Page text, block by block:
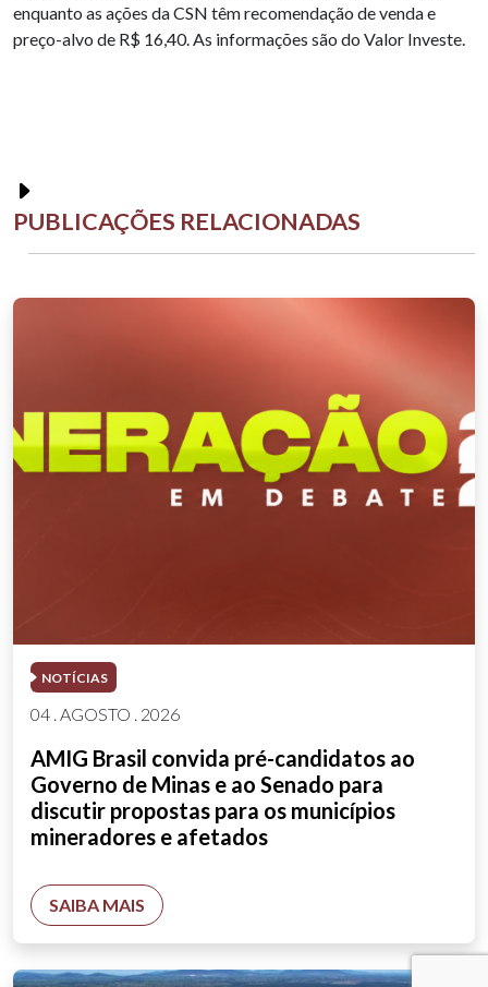
enquanto as ações da CSN têm recomendação de venda e
preço-alvo de R$ 16,40. As informações são do Valor Investe.
PUBLICAÇÕES RELACIONADAS
NOTÍCIAS
04 . AGOSTO . 2026
AMIG Brasil convida pré-candidatos ao
Governo de Minas e ao Senado para
discutir propostas para os municípios
mineradores e afetados
SAIBA MAIS